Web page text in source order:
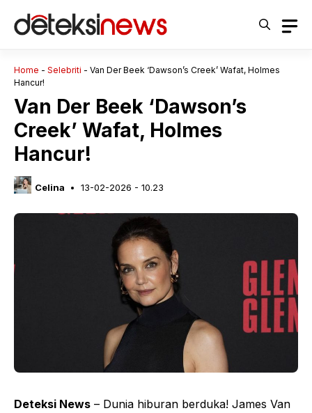
Home - Selebriti - Van Der Beek ‘Dawson’s Creek’ Wafat, Holmes
Hancur!
Van Der Beek ‘Dawson’s
Creek’ Wafat, Holmes
Hancur!
Celina 13-02-2026 - 10.23
Deteksi News – Dunia hiburan berduka! James Van